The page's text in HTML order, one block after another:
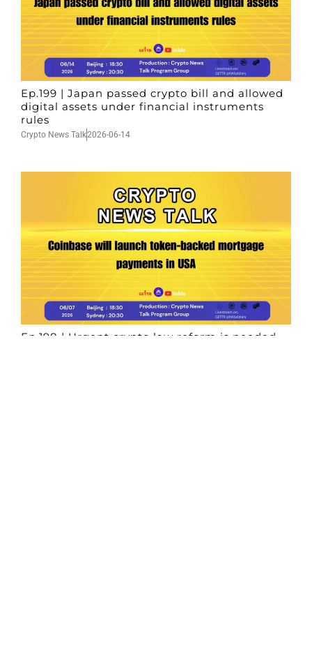
Ep.199 | Japan passed crypto bill and allowed
digital assets under financial instruments
rules
Crypto News Talk2026-06-14
Ep.198 | Urgent crypto law reform is needed